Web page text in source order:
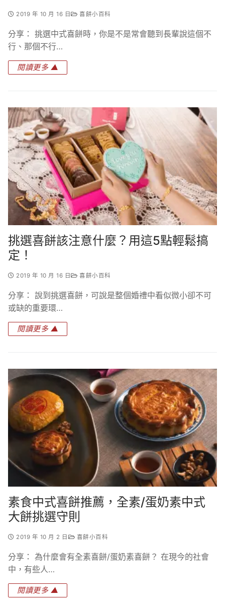
2019 年 10 月 16 日 喜餅小百科
分享： 挑選中式喜餅時，你是不是常會聽到長輩說這個不
行、那個不行…
閱讀更多 ▲
挑選喜餅該注意什麼？用這5點輕鬆搞
定！
2019 年 10 月 16 日 喜餅小百科
分享： 說到挑選喜餅，可說是整個婚禮中看似微小卻不可
或缺的重要環…
閱讀更多 ▲
素食中式喜餅推薦，全素/蛋奶素中式
大餅挑選守則
2019 年 10 月 2 日 喜餅小百科
分享： 為什麼會有全素喜餅/蛋奶素喜餅？ 在現今的社會
中，有些人…
閱讀更多 ▲